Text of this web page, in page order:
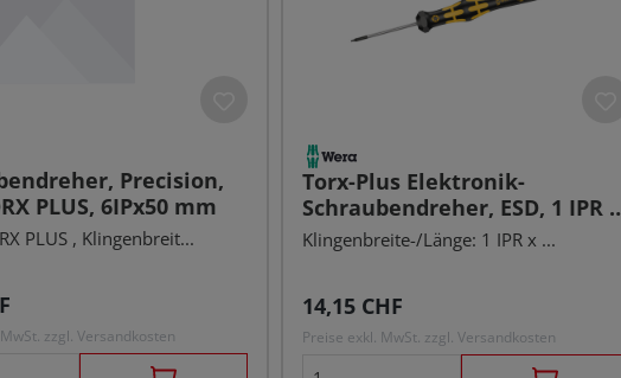
Precision,
PLUS, 6IPx50 mm
PLUS , Klingenbreit...
Preis:
zzgl. Versandkosten
Torx-Plus Elektronik-
Schraubendreher, ESD, 1 IPR x
40 mm, 97 mm
Klingenbreite-/Länge: 1 IPR x ...
Regulärer Preis:
14,15 CHF
Preise exkl. MwSt. zzgl. Versandkosten